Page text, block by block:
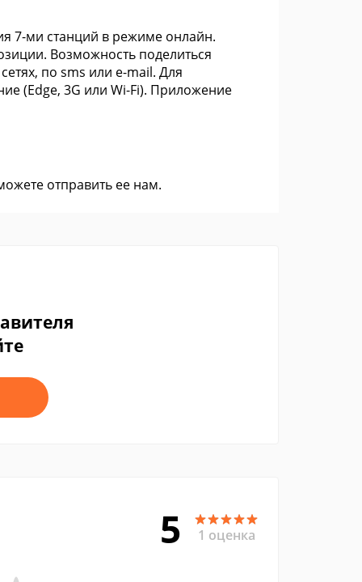
7-ми станций в режиме онлайн.
Возможность поделиться
по sms или e-mail. Для
(Edge, 3G или Wi-Fi). Приложение
отправить ее нам.
5 1 оценка